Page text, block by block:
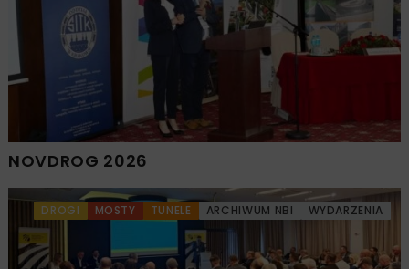
NOVDROG 2026
DROGI MOSTY TUNELE ARCHIWUM NBI WYDARZENIA